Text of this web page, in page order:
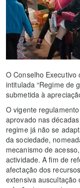
O Conselho
intitulada “Regime de
submetida à
O vigente
aprovado nas
regime já não se
da sociedade,
mecanismo de
actividade. A fim de
afectação dos
extensiva